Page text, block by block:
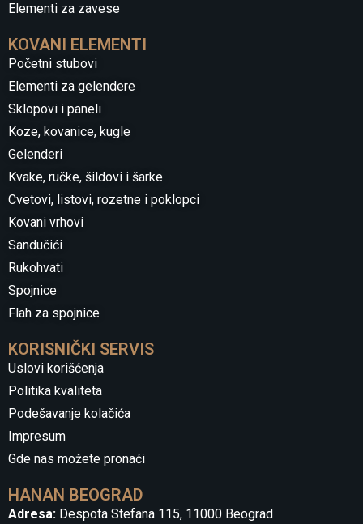
Elementi za zavese
KOVANI ELEMENTI
Početni stubovi
Elementi za gelendere
Sklopovi i paneli
Koze, kovanice, kugle
Gelenderi
Kvake, ručke, šildovi i šarke
Cvetovi, listovi, rozetne i poklopci
Kovani vrhovi
Sandučići
Rukohvati
Spojnice
Flah za spojnice
KORISNIČKI SERVIS
Uslovi korišćenja
Politika kvaliteta
Podešavanje kolačića
Impresum
Gde nas možete pronaći
HANAN BEOGRAD
Adresa: Despota Stefana 115, 11000 Beograd